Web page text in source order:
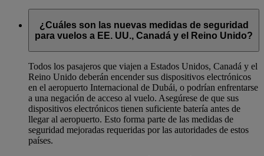
¿Cuáles son las nuevas medidas de seguridad
para vuelos a EE. UU., Canadá y el Reino Unido?
Todos los pasajeros que viajen a Estados Unidos, Canadá y el
Reino Unido deberán encender sus dispositivos electrónicos
en el aeropuerto Internacional de Dubái, o podrían enfrentarse
a una negación de acceso al vuelo. Asegúrese de que sus
dispositivos electrónicos tienen suficiente batería antes de
llegar al aeropuerto. Esto forma parte de las medidas de
seguridad mejoradas requeridas por las autoridades de estos
países.